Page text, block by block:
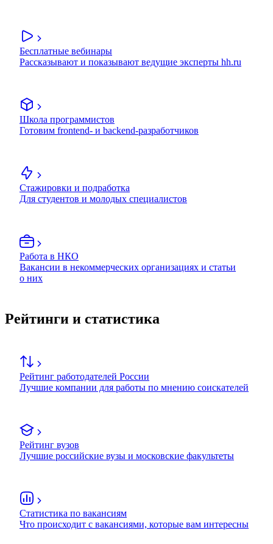
Бесплатные вебинары
Рассказывают и показывают ведущие эксперты hh.ru
Школа программистов
Готовим frontend- и backend-разработчиков
Стажировки и подработка
Для студентов и молодых специалистов
Работа в НКО
Вакансии в некоммерческих организациях и статьи
о них
Рейтинги и статистика
Рейтинг работодателей России
Лучшие компании для работы по мнению соискателей
Рейтинг вузов
Лучшие российские вузы и московские факультеты
Статистика по вакансиям
Что происходит с вакансиями, которые вам интересны